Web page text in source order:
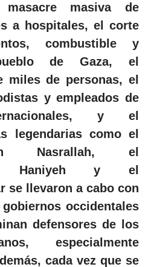
masiva de
a hospitales, el corte
combustible y
de Gaza, el
miles de personas, el
y empleados de
y el
legendarias como el
Nasrallah, el
Haniyeh y el
se llevaron a cabo con
occidentales
defensores de los
especialmente
cada vez que se